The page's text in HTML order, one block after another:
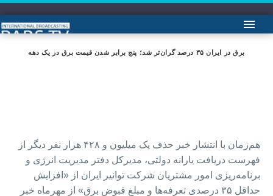
برق در ایران ۳۵ درصد گران‌تر شد؛ پنج برابر شدن قیمت برق در یک دهه
هم‌زمان با انتشار خبر حذف یک میلیون و ۴۲۸ هزار نفر دیگر از
فهرست دریافت یارانه دولتی، مدیرکل دفتر مدیریت انرژی و
برنامه‌ریزی امور مشتریان شرکت توانیر ایران از «افزایش
حداقل ۳۵ درصدی تعرفه‌ها و مبلغ قبوض برق» از مهرماه خبر